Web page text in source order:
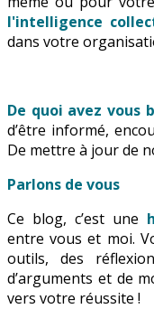
l'intelligence
dans votre
De quoi avez vous
d’être informé,
De mettre à jour de
Parlons de vous
Ce blog, c’est une
entre vous et moi.
outils, des
d’arguments et de
vers votre réussite !